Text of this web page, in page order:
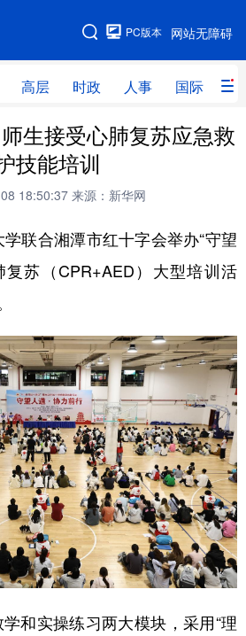
网站无障碍
PC版本
高层 时政 人事 国际 财
网站地图
时政 人事
经 网评
全球连线
量子 体育
健康 军事
件 金融 汽车
信息化 数字经济
兴 银龄 溯源中国
能源 会展
时尚 悦读
一路 亚太网 上市公司
生接受心肺复苏应急救
技能培训
18:50:37 来源：新华网
合湘潭市红十字会举办“守望
复苏（CPR+AED）大型培训活
实操练习两大模块，采用“理